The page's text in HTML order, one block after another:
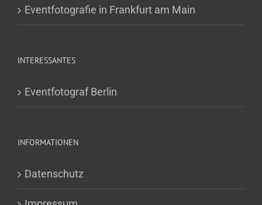
Eventfotografie in Frankfurt am Main
INTERESSANTES
Eventfotograf Berlin
INFORMATIONEN
Datenschutz